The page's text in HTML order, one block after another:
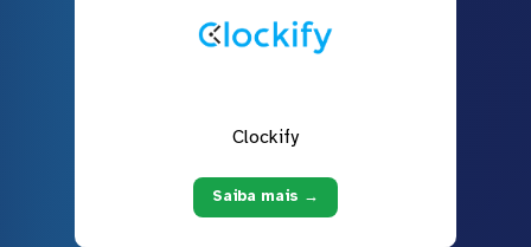
Clockify
Saiba mais →